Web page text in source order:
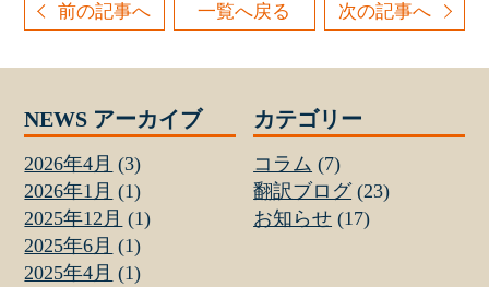
前の記事へ 次の記事へ
一覧へ戻る
NEWS アーカイブ
2026年4月 (3)
2026年1月 (1)
2025年12月 (1)
2025年6月 (1)
2025年4月 (1)
カテゴリー
コラム (7)
翻訳ブログ(23)
お知らせ (17)